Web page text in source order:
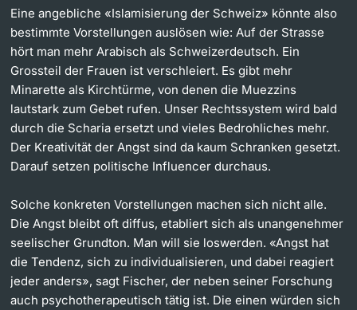
Eine angebliche «Islamisierung der Schweiz» könnte also
bestimmte Vorstellungen auslösen wie: Auf der Strasse
hört man mehr Arabisch als Schweizerdeutsch. Ein
Grossteil der Frauen ist verschleiert. Es gibt mehr
Minarette als Kirchtürme, von denen die Muezzins
lautstark zum Gebet rufen. Unser Rechtssystem wird bald
durch die Scharia ersetzt und vieles Bedrohliches mehr.
Der Kreativität der Angst sind da kaum Schranken gesetzt.
Darauf setzen politische Influencer durchaus.
Solche konkreten Vorstellungen machen sich nicht alle.
Die Angst bleibt oft diffus, etabliert sich als unangenehmer
seelischer Grundton. Man will sie loswerden. «Angst hat
die Tendenz, sich zu individualisieren, und dabei reagiert
jeder anders», sagt Fischer, der neben seiner Forschung
auch psychotherapeutisch tätig ist. Die einen würden sich